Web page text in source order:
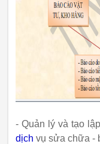
- Quản lý và tạo lập
dịch vụ sửa chữa -